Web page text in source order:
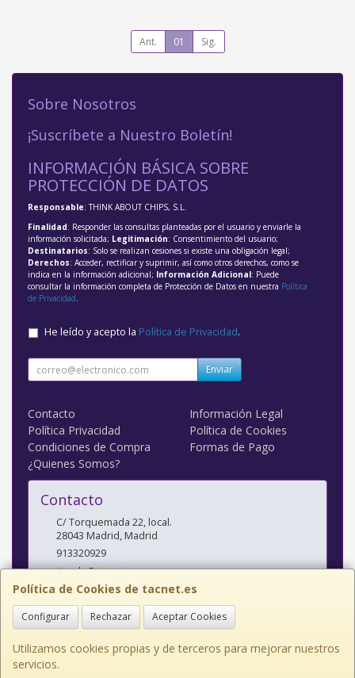
Ant. 01 Sig.
Política de Cookies de tacnet.es
Configurar Rechazar Aceptar Cookies
Utilizamos cookies propias y de terceros para mejorar nuestros
servicios.
Sobre Nosotros
¡Suscríbete a Nuestro Boletín!
INFORMACIÓN BÁSICA SOBRE
PROTECCIÓN DE DATOS
Responsable: THINK ABOUT CHIPS, S.L.
Finalidad: Responder las consultas planteadas por el usuario y enviarle la
información solicitada; Legitimación: Consentimiento del usuario;
Destinatarios: Solo se realizan cesiones si existe una obligación legal;
Derechos: Acceder, rectificar y suprimir, así como otros derechos, como se
indica en la información adicional; Información Adicional: Puede
consultar la información completa de Protección de Datos en nuestra Política
de Privacidad.
He leído y acepto la Política de Privacidad.
Enviar
Contacto
Información Legal
Política Privacidad
Política de Cookies
Condiciones de Compra
Formas de Pago
¿Quienes Somos?
Contacto
C/ Torquemada 22, local.
28043 Madrid,Madrid
913320929
tienda@tacnet.es
Horario
L a V: 10:00-14:00 y 16:30-20:00 S: 10:30-14:00